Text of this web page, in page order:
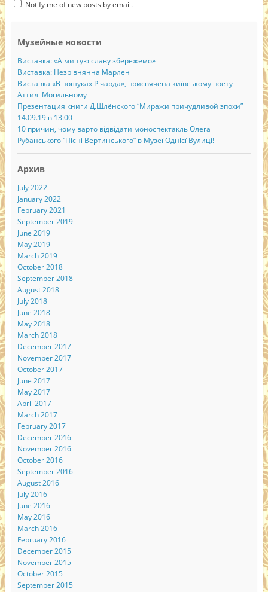
Notify me of new posts by email.
Музейные новости
Виставка: «А ми тую славу збережемо»
Виставка: Незрівнянна Марлен
Виставка «В пошуках Річарда», присвячена київському поету
Аттилі Могильному
Презентация книги Д.Шлёнского “Миражи причудливой эпохи”
14.09.19 в 13:00
10 причин, чому варто відвідати моноспектакль Олега
Рубанського “Пісні Вертинського” в Музеї Однієї Вулиці!
Архив
July 2022
January 2022
February 2021
September 2019
June 2019
May 2019
March 2019
October 2018
September 2018
August 2018
July 2018
June 2018
May 2018
March 2018
December 2017
November 2017
October 2017
June 2017
May 2017
April 2017
March 2017
February 2017
December 2016
November 2016
October 2016
September 2016
August 2016
July 2016
June 2016
May 2016
March 2016
February 2016
December 2015
November 2015
October 2015
September 2015